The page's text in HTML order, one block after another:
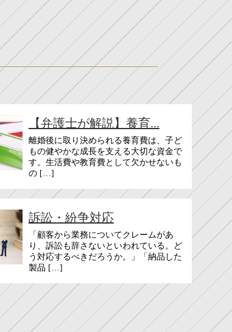
【弁護士が解説】養育...
離婚後に取り決められる養育費は、子ど
もの健やかな成長を支える大切な資金で
す。生活費や教育費として欠かせないも
の […]
訴訟・紛争対応
「顧客から業務についてクレームがあ
り、訴訟も辞さないといわれている。ど
う対応するべきだろうか。」「納品した
製品 […]